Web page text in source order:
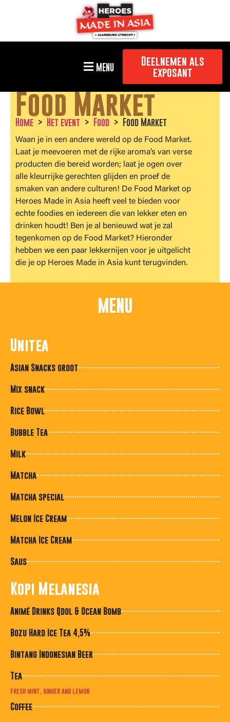
MENU
Deelnemen als
exposant
Food Market
Home Het event Food Food Market
Waan je in een andere wereld op de Food Market.
Laat je meevoeren met de rijke aroma’s van verse
producten die bereid worden; laat je ogen over
alle kleurrijke gerechten glijden en proef de
smaken van andere culturen! De Food Market op
Heroes Made in Asia heeft veel te bieden voor
echte foodies en iedereen die van lekker eten en
drinken houdt! Ben je al benieuwd wat je zal
tegenkomen op de Food Market? Hieronder
hebben we een paar lekkernijen voor je uitgelicht
die je op Heroes Made in Asia kunt terugvinden.
MENU
Unitea
Asian Snacks groot
Mix snack
Rice Bowl
Bubble Tea
Milk
Matcha
Matcha special
Melon Ice Cream
Matcha Ice Cream
Saus
Kopi Melanesia
Animé Drinks Qdol & Ocean Bomb
Bozu Hard Ice Tea 4,5%
Bintang Indonesian Beer
Tea
fresh mint, ginger and lemon
Coffee